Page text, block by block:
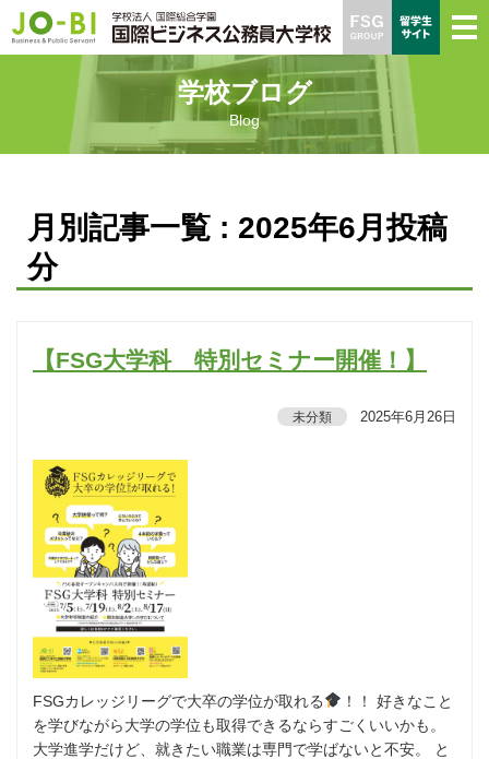
学校ブログ
Blog
月別記事一覧 : 2025年6月投稿
分
【FSG大学科 特別セミナー開催！】
未分類 2025年6月26日
FSGカレッジリーグで大卒の学位が取れる
！！ 好きなこと
を学びながら大学の学位も取得できるならすごくいいかも。
大学進学だけど、就きたい職業は専門で学ばないと不安。 と